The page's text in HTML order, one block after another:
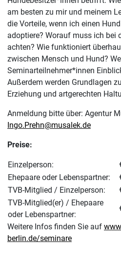
am besten zu mir und meinem
die Vorteile, wenn ich einen
adoptiere? Worauf muss ich bei
achten? Wie funktioniert
zwischen Mensch und Hund?
Seminarteilnehmer*innen
Außerdem werden Grundlagen
Erziehung und artgerechten
Anmeldung bitte über: Agentur
Ingo.Prehn@musalek.de
Preise:
Einzelperson:
Ehepaare oder Lebenspartner:
TVB-Mitglied / Einzelperson:
TVB-Mitglied(er) / Ehepaare
oder Lebenspartner:
Weitere Infos finden Sie auf
berlin.de/seminare